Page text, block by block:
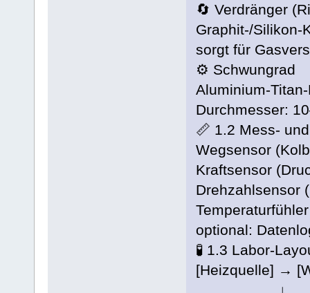
🔄 Verdränger
Graphit-/Silikon-
sorgt für
⚙️ Schwungrad
Aluminium-
Durchmesser:
📏 1.2 Mess-
Wegsensor
Kraftsensor
Drehzahlsensor
optional:
🧪 1.3 Labor-
[Heizquelle] →
↓